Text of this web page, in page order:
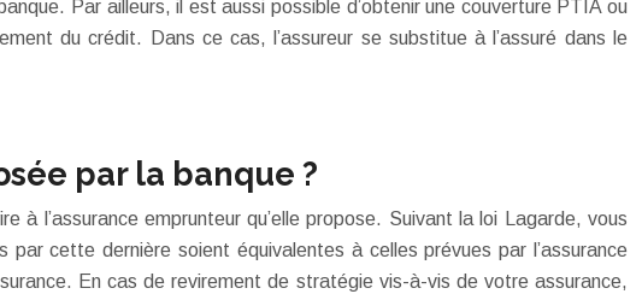
Par ailleurs, il est aussi possible d’obtenir une couverture PTIA ou
du crédit. Dans ce cas, l’assureur se substitue à l’assuré dans le
par la banque ?
l’assurance emprunteur qu’elle propose. Suivant la loi Lagarde, vous
cette dernière soient équivalentes à celles prévues par l’assurance
En cas de revirement de stratégie vis-à-vis de votre assurance,